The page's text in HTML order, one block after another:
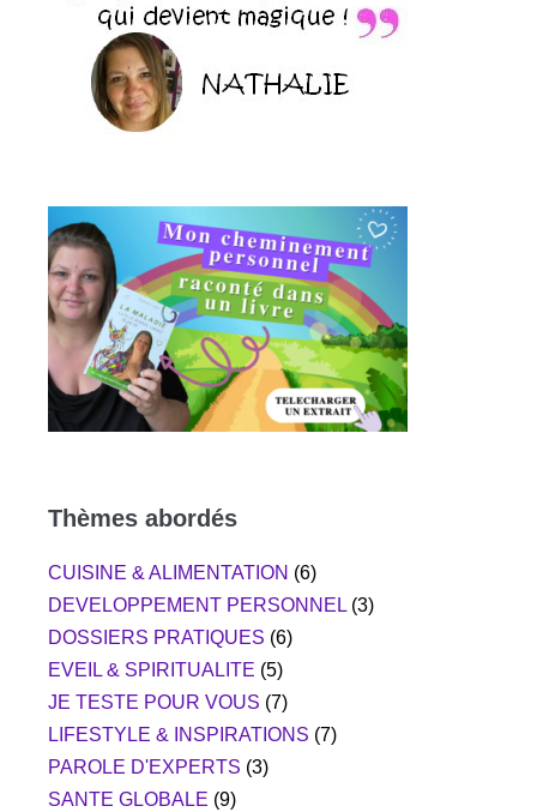
Thèmes abordés
CUISINE & ALIMENTATION (6)
DEVELOPPEMENT PERSONNEL(3)
DOSSIERS PRATIQUES (6)
EVEIL & SPIRITUALITE (5)
JE TESTE POUR VOUS (7)
LIFESTYLE & INSPIRATIONS (7)
PAROLE D'EXPERTS (3)
SANTE GLOBALE (9)